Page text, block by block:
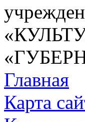
Главная
Карта